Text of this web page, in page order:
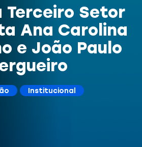
Terceiro Setor
Ana Carolina
e João Paulo
Institucional